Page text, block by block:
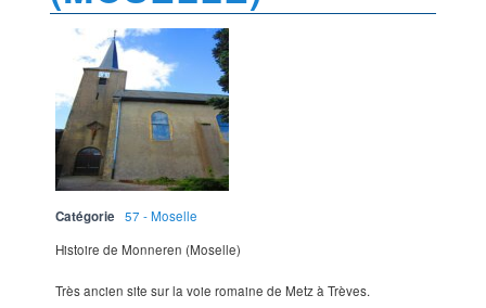
Catégorie
57 - Moselle
Histoire de Monneren (Moselle)
Très ancien site sur la voie romaine de Metz à Trèves.